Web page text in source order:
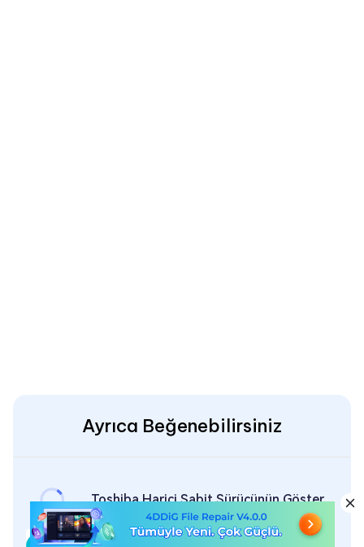
Ayrıca Beğenebilirsiniz
Toshiba Harici Sabit Sürücünün Gösterilmemesini Düzeltmek İçin Ne Yapılmalı